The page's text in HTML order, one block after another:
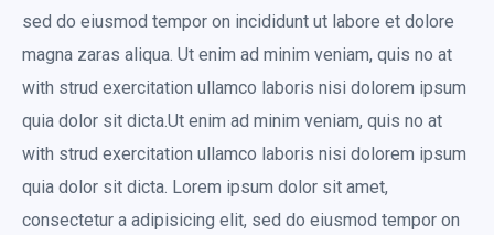
sed do eiusmod tempor on incididunt ut labore et dolore
magna zaras aliqua. Ut enim ad minim veniam, quis no at
with strud exercitation ullamco laboris nisi dolorem ipsum
quia dolor sit dicta.Ut enim ad minim veniam, quis no at
with strud exercitation ullamco laboris nisi dolorem ipsum
quia dolor sit dicta. Lorem ipsum dolor sit amet,
consectetur a adipisicing elit, sed do eiusmod tempor on